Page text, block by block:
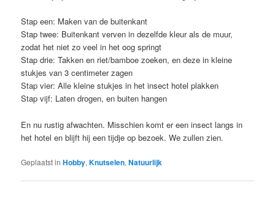
Stap een: Maken van de buitenkant
Stap twee: Buitenkant verven in dezelfde kleur als de muur,
zodat het niet zo veel in het oog springt
Stap drie: Takken en riet/bamboe zoeken, en deze in kleine
stukjes van 3 centimeter zagen
Stap vier: Alle kleine stukjes in het insect hotel plakken
Stap vijf: Laten drogen, en buiten hangen
En nu rustig afwachten. Misschien komt er een insect langs in
het hotel en blijft hij een tijdje op bezoek. We zullen zien.
Geplaatst in Hobby,Knutselen,Natuurlijk